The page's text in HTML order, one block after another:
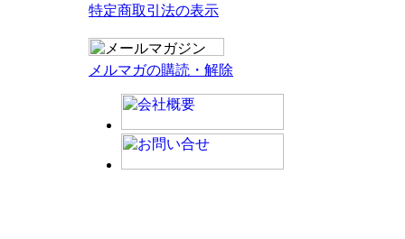
特定商取引法の表示
メルマガの購読・解除